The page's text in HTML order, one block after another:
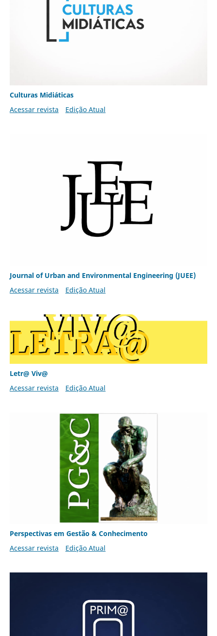
Culturas Midiáticas
Acessar revista
Edição Atual
Journal of Urban and Environmental Engineering (JUEE)
Acessar revista
Edição Atual
Letr@ Viv@
Acessar revista
Edição Atual
Perspectivas em Gestão & Conhecimento
Acessar revista
Edição Atual